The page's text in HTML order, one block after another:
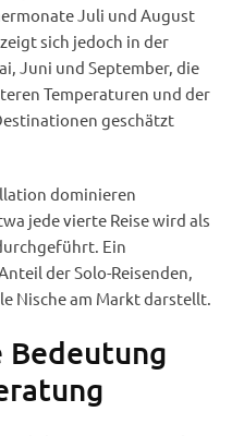
Juli und August
sich jedoch in der
Juni und September, die
Temperaturen und der
geschätzt
dominieren
jede vierte Reise wird als
Ein
der Solo-Reisenden,
Nische am Markt darstellt.